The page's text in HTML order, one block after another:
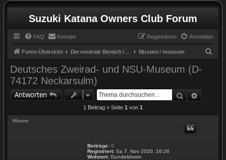
Suzuki Katana Owners Club Forum
FAQ Kontakt Anmelden
Registrieren
Foren-Übersicht Der neutrale Bereich / the neutral zone Museen / museum
Deutsches Zweirad- und NSU-Museum (D-
74172 Neckarsulm)
Antworten Suche
1 Beitrag » Seite 1 von 1
Manne
Beiträge: 9
Registriert: Sa 7. Nov 2020, 16:26
Wohnort: Gundelsheim